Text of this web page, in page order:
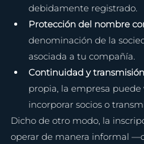
debidamente registrado.
Protección del nombre
denominación de la
asociada a tu compañía.
Continuidad y
propia, la empresa
incorporar socios o
Dicho de otro modo, la
operar de manera informal